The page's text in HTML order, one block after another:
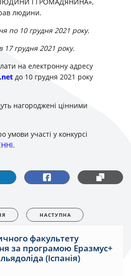
людини.
я по 10 грудня2021 року.
17 грудня 2021 року.
на електронну адресу
до 10 грудня 2021 року
нагороджені цінними
умови участі у конкурсі
.
НАСТУПНА
факультету
за програмою Еразмус+
(Іспанія)